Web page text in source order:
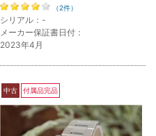
（2件）
シリアル：-
メーカー保証書日付：
2023年4月
中古 付属品完品